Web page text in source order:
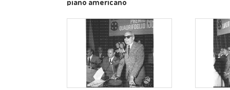
piano americano